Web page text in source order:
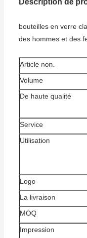
Description de
bouteilles en verre
des hommes et des
Article non.
Volume
De haute qualité
Service
Utilisation
Logo
La livraison
MOQ
Impression